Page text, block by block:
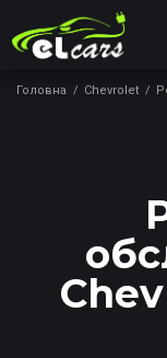
Головна / Chevrolet /